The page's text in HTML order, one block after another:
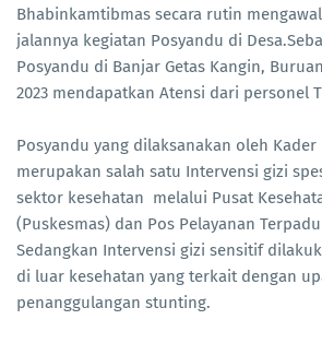
Bhabinkamtibmas secara rutin
jalannya kegiatan Posyandu di
Posyandu di Banjar Getas Kangin,
2023 mendapatkan Atensi dari personel
Posyandu yang dilaksanakan oleh Kader
merupakan salah satu Intervensi gizi
sektor kesehatan melalui Pusat
(Puskesmas) dan Pos Pelayanan
Sedangkan Intervensi gizi sensitif
di luar kesehatan yang terkait dengan
penanggulangan stunting.